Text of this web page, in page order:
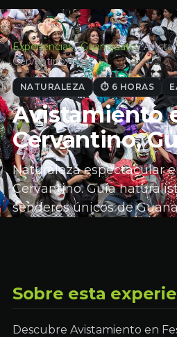
Experiencias · Guanajuato ·
Cervantino, Gua…
NATURALEZA ⏱ 6 HORAS
Avistamiento
Cervantino,
Naturaleza espectacular
Cervantino. Guía
senderos únicos de
Sobre esta
Descubre Avistamiento en